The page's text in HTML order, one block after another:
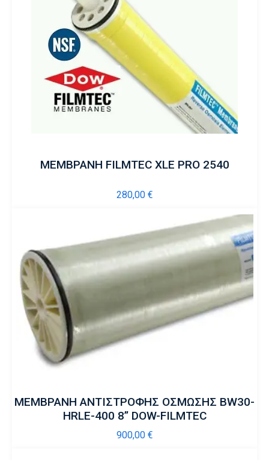
ΜΕΜΒΡΑΝΗ FILMTEC XLE PRO 2540
280,00 €
ΜΕΜΒΡΑΝΗ ΑΝΤΙΣΤΡΟΦΗΣ ΟΣΜΩΣΗΣ BW30-
HRLE-400 8” DOW-FILMTEC
900,00 €